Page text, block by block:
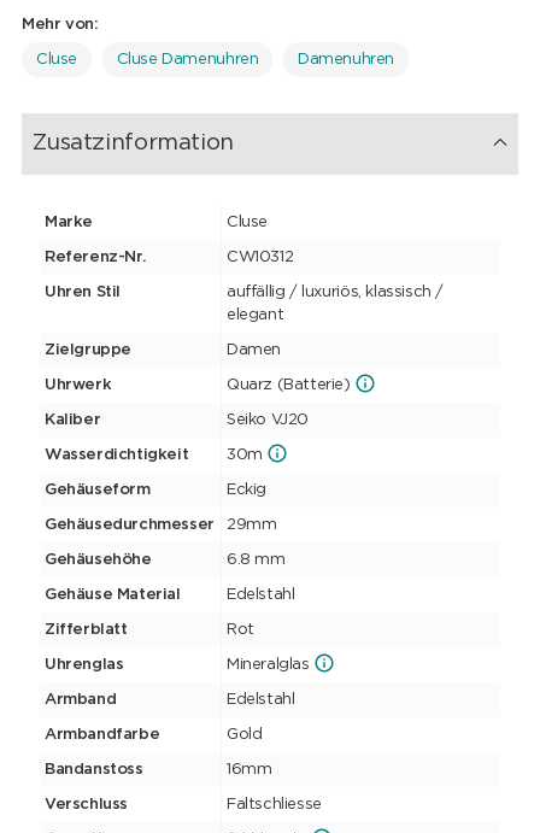
Mehr von:
Cluse Cluse Damenuhren Damenuhren
Zusatzinformation
Marke Cluse
Referenz-Nr. CW10312
Uhren Stil
auffällig / luxuriös, klassisch /
elegant
Zielgruppe Damen
Uhrwerk Quarz (Batterie)
Kaliber Seiko VJ20
Wasserdichtigkeit 30m
Gehäuseform Eckig
Gehäusedurchmesser 29mm
Gehäusehöhe 6.8 mm
Gehäuse Material Edelstahl
Zifferblatt Rot
Uhrenglas Mineralglas
Armband Edelstahl
Armbandfarbe Gold
Bandanstoss 16mm
Verschluss Faltschliesse